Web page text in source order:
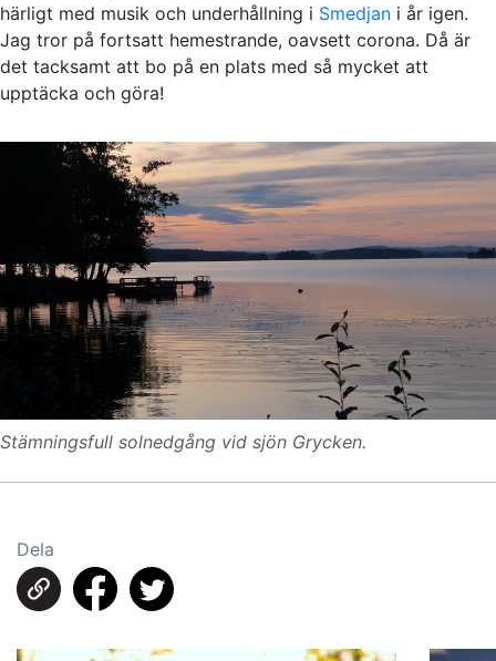
härligt med musik och underhållning i Smedjan i år igen.
Jag tror på fortsatt hemestrande, oavsett corona. Då är
det tacksamt att bo på en plats med så mycket att
upptäcka och göra!
Stämningsfull solnedgång vid sjön Grycken.
Dela